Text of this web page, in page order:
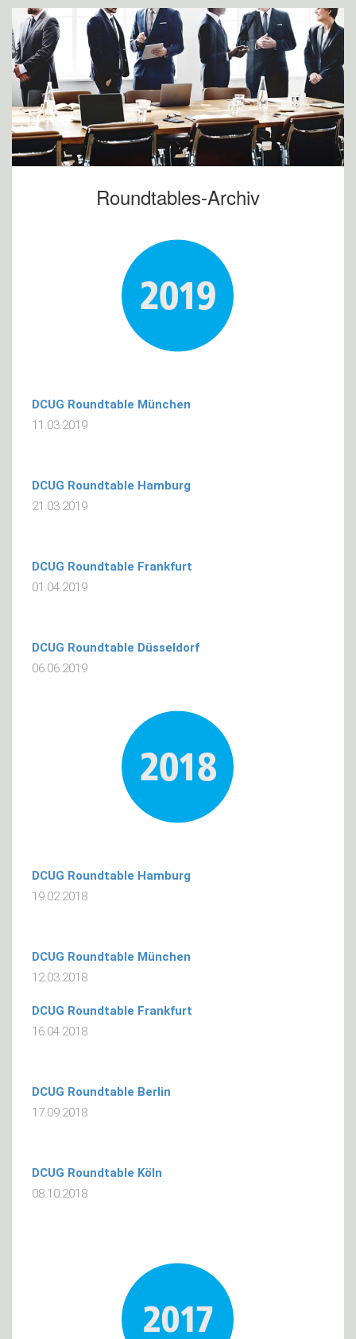
Roundtables-Archiv
DCUG Roundtable München
11.03.2019
DCUG Roundtable Hamburg
21.03.2019
DCUG Roundtable Frankfurt
01.04.2019
DCUG Roundtable Düsseldorf
06.06.2019
DCUG Roundtable Hamburg
19.02.2018
DCUG Roundtable München
12.03.2018
DCUG Roundtable Frankfurt
16.04.2018
DCUG Roundtable Berlin
17.09.2018
DCUG Roundtable Köln
08.10.2018